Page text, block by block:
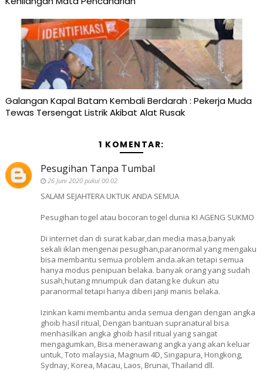
Galangan Kapal Batam Kembali Berdarah : Pekerja Muda
Tewas Tersengat Listrik Akibat Alat Rusak
1 KOMENTAR:
Pesugihan Tanpa Tumbal
26 Juni 2020 pukul 00.02
SALAM SEJAHTERA UKTUK ANDA SEMUA
Pesugihan togel atau bocoran togel dunia KI AGENG SUKMO
Di internet dan di surat kabar,dan media masa,banyak
sekali iklan mengenai pesugihan,paranormal yang mengaku
bisa membantu semua problem anda.akan tetapi semua
hanya modus penipuan belaka. banyak orang yang sudah
susah,hutang mnumpuk dan datang ke dukun atu
paranormal tetapi hanya diberi janji manis belaka.
Izinkan kami membantu anda semua dengan dengan angka
ghoib hasil ritual, Dengan bantuan supranatural bisa
menhasilkan angka ghoib hasil ritual yang sangat
mengagumkan, Bisa menerawang angka yang akan keluar
untuk, Toto malaysia, Magnum 4D, Singapura, Hongkong,
Sydnay, Korea, Macau, Laos, Brunai, Thailand dll.